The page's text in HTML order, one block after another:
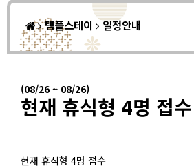
템플스테이 일정안내
(08/26 ~ 08/26)
현재 휴식형 4명 접수
현재 휴식형 4명 접수